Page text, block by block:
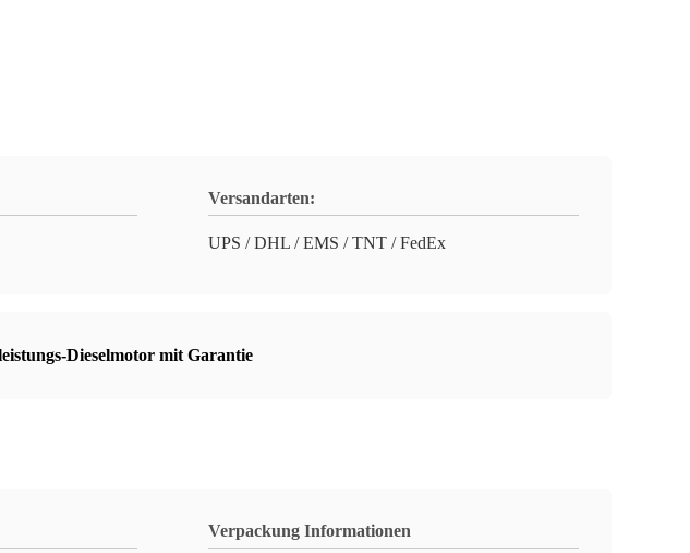
Versandarten:
UPS / DHL / EMS / TNT / FedEx
Dieselmotor mit Garantie
Verpackung Informationen